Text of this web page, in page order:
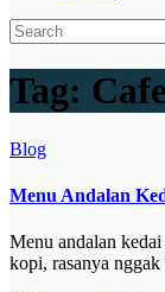
Tag:
Blog
Menu Andalan
Menu andalan
kopi, rasanya